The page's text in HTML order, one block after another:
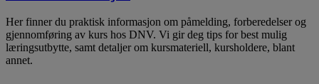
Her finner du praktisk informasjon om påmelding, forberedelser og
gjennomføring av kurs hos DNV. Vi gir deg tips for best mulig
læringsutbytte, samt detaljer om kursmateriell, kursholdere, blant
annet.